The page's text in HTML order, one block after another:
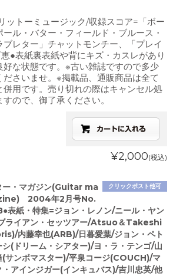
ットーミュージック/収録スコア=「ボー
ル・バター・フィールド・ブルース・
レター」チャットモンチー、「プレイ
●表紙裏表紙や背にキズ・カスレがあり
好な状態です。※古い雑誌ですので多少
さいませ。※掲載品、通販商品は全て
併用です。売り切れの際はキャンセル処
ので、御了承ください。
¥2,000(税込)
クリックポスト他可
ー・マガジン(Guitar ma
2004年2月号No.
表紙・特集=ジョン・レノン/ニール・ヤン
ライアン・セッツアー/Atsuo＆Takeshi
内藤幸也(ARB)/日暮愛葉/ジョン・ペト
シ(ドリーム・シアター)/ヨ・ラ・テンゴ/山
(サンボマスター)/平泉コージ(COUCH)/マ
・アインジガー(インキュバス)/吉川忠英/他